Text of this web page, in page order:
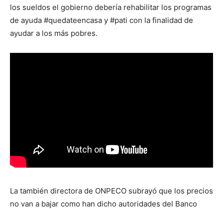
los sueldos el gobierno debería rehabilitar los programas
de ayuda #quedateencasa y #pati con la finalidad de
ayudar a los más pobres.
La también directora de ONPECO subrayó que los precios
no van a bajar como han dicho autoridades del Banco